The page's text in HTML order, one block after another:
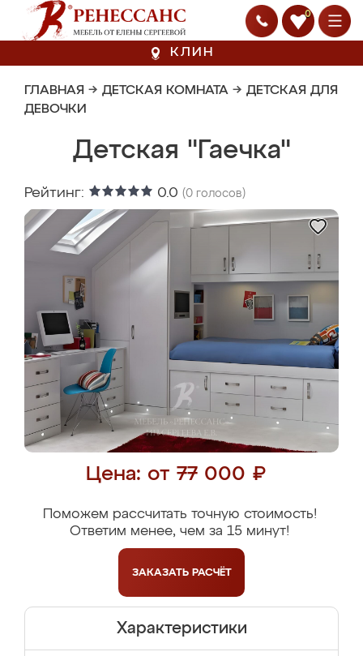
0
КЛИН
ГЛАВНАЯ → ДЕТСКАЯ КОМНАТА → ДЕТСКАЯ ДЛЯ
ДЕВОЧКИ
Детская "Гаечка"
Рейтинг: 0.0 (0 голосов)
Цена: от 77 000 ₽
Поможем рассчитать точную стоимость!
Ответим менее, чем за 15 минут!
ЗАКАЗАТЬ РАСЧЁТ
Характеристики